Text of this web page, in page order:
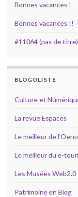
Bonnes vacances !
Bonnes vacances !!
#11064 (pas de titre)
BLOGOLISTE
Culture et
La revue Espaces
Le meilleur de
Le meilleur du e-
Les Musées Web2.0
Patrimoine en Blog